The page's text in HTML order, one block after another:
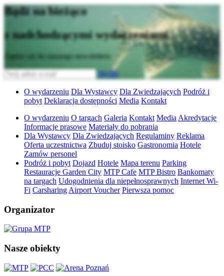
Bądź na bieżąco
z nadchodzącymi wydarzeniami
Zapisz się do naszego newslettera
Wyślij
O wydarzeniu Dla Wystawcy Dla Zwiedzających Podróż i
pobyt Deklaracja dostępności Media Kontakt
O wydarzeniu O targach Galeria Kontakt Media Akredytacje
Informacje prasowe Materiały do pobrania
Dla Wystawcy Dla Zwiedzających Regulaminy Reklama
Oferta uczestnictwa Zbuduj stoisko Gastronomia Hotele
Zamów personel
Podróż i pobyt Dojazd Hotele Mapa terenu Parking
Restauracje Garden City MTP Cafe MTP Bistro Bankomaty
na targach Udogodnienia dla niepełnosprawnych Internet Wi-
Fi Carsharing Airport Voucher Pierwsza pomoc
Organizator
Nasze obiekty